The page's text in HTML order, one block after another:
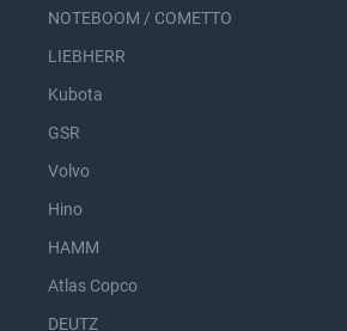
NOTEBOOM / COMETTO
LIEBHERR
Kubota
GSR
Volvo
Hino
HAMM
Atlas Copco
DEUTZ